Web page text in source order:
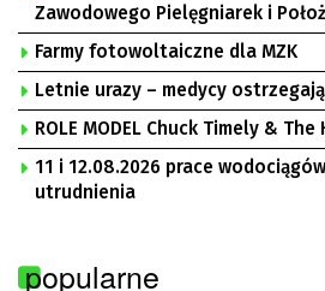
Zawodowego Pielęgniarek i
Uniwersyteckim w Zielonej
Motowidełko, przewodniczący
„Solidarność” Zielona Góra
Farmy fotowoltaiczne dla MZK
Letnie urazy – medycy ostrzegają
ROLE MODEL Chuck Timely &
11 i 12.08.2026 prace
utrudnienia
popularne